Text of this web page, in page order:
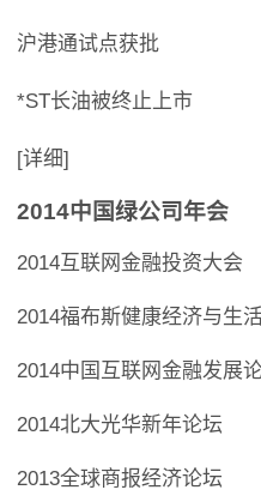
沪港通试点获批
*ST长油被终止上市
[详细]
2014中国绿公司年会
2014互联网金融投资大会
2014福布斯健康经济与生
2014中国互联网金融发展
2014北大光华新年论坛
2013全球商报经济论坛